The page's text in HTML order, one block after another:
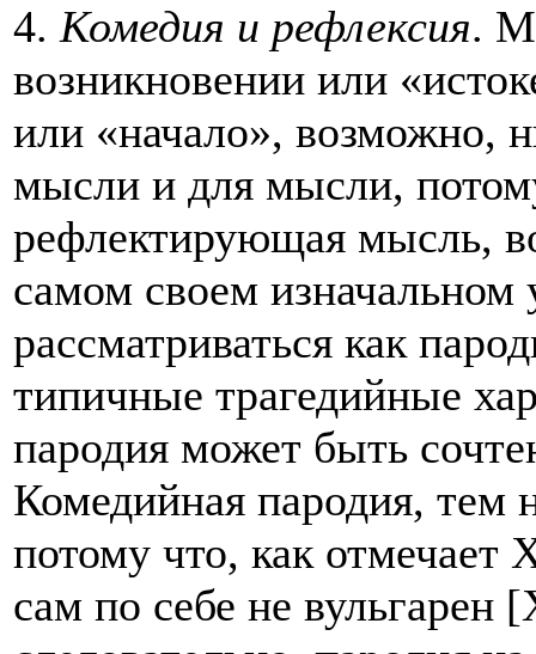
4.Комедия и рефлексия.
возникновении или
или «начало», возможно,
мысли и для мысли,
рефлектирующая мысль,
самом своем
рассматриваться как
типичные трагедийные
пародия может быть
Комедийная пародия, тем
потому что, как отмечает
сам по себе не вульгарен